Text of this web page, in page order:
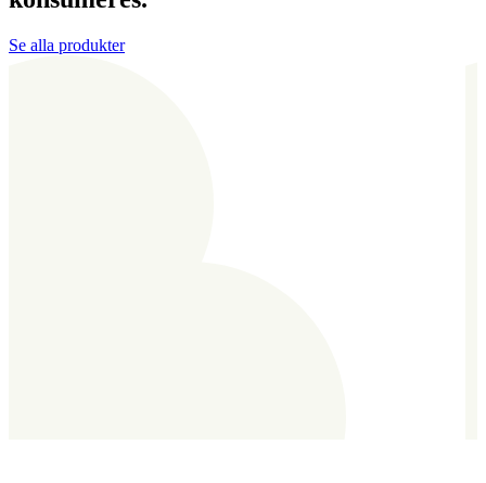
Se alla produkter